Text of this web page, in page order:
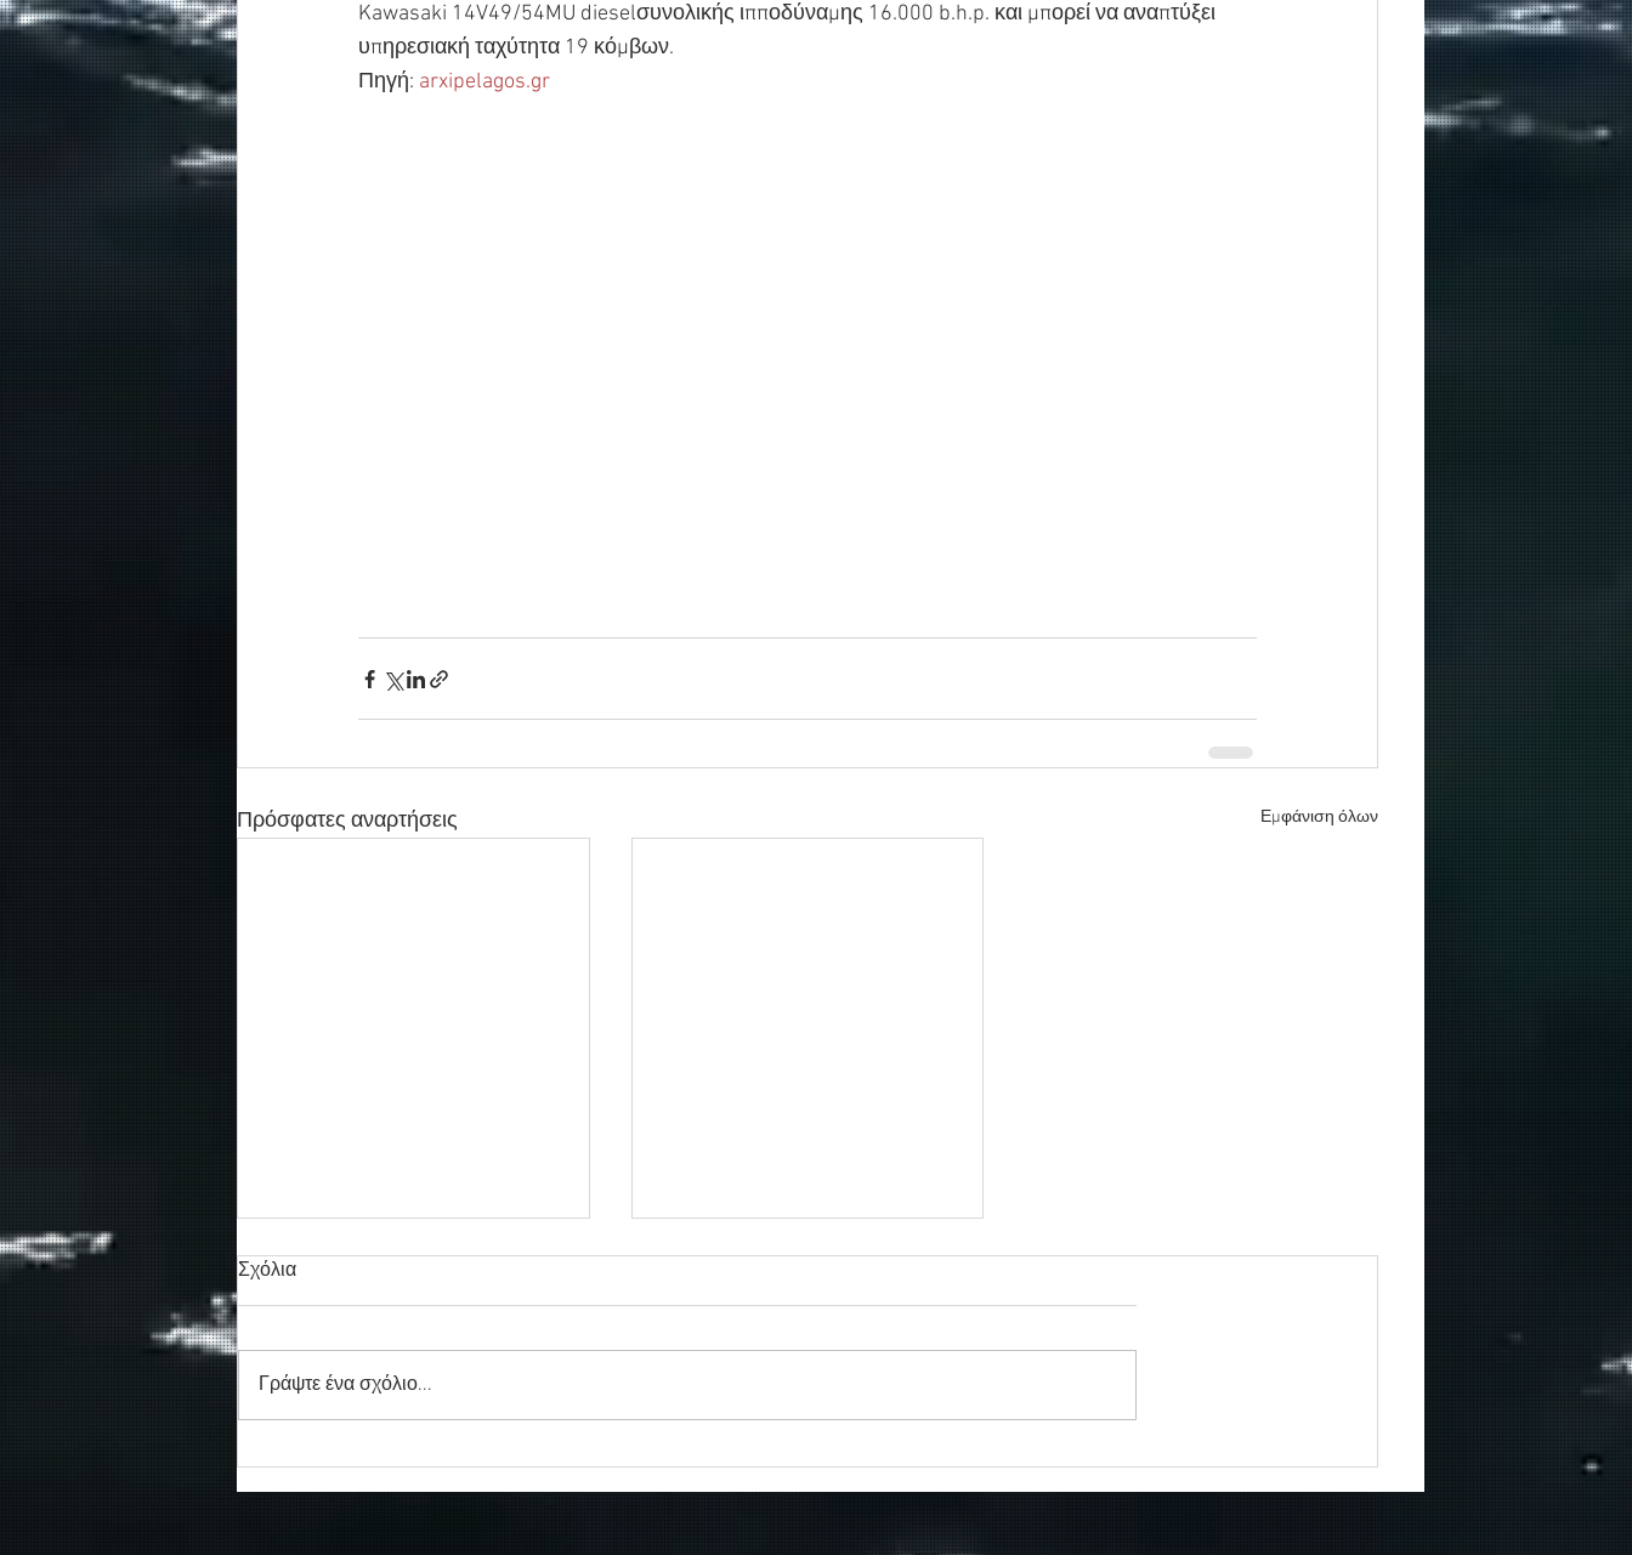
Kawasaki 14V49/54MU dieselσυνολικής ιπποδύναμης 16.000 b.h.p. και μπορεί να αναπτύξει
υπηρεσιακή ταχύτητα 19 κόμβων.
Πηγή: arxipelagos.gr
Πρόσφατες αναρτήσεις Εμφάνιση όλων
Σχόλια
Γράψτε ένα σχόλιο...